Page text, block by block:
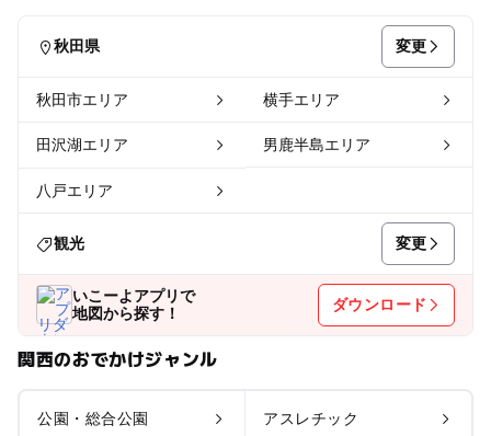
秋田県 変更
秋田市エリア 横手エリア
田沢湖エリア 男鹿半島エリア
八戸エリア
観光 変更
いこーよアプリで
地図から探す！
ダウンロード
関西のおでかけジャンル
公園・総合公園 アスレチック